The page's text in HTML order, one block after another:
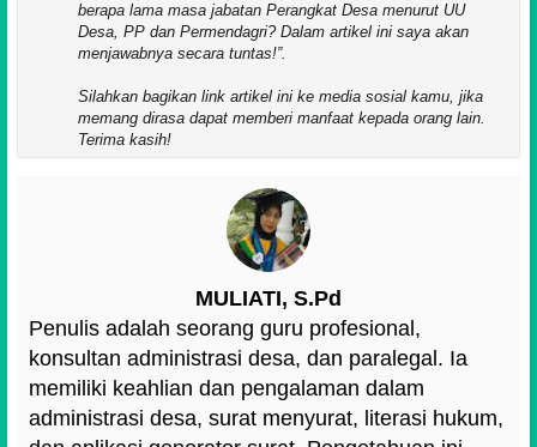
berapa lama masa jabatan Perangkat Desa menurut UU
Desa, PP dan Permendagri? Dalam artikel ini saya akan
menjawabnya secara tuntas! .
Silahkan bagikan link artikel ini ke media sosial kamu, jika
memang dirasa dapat memberi manfaat kepada orang lain.
Terima kasih!
MULIATI, S.Pd
Penulis adalah seorang guru profesional,
konsultan administrasi desa, dan paralegal. Ia
memiliki keahlian dan pengalaman dalam
administrasi desa, surat menyurat, literasi hukum,